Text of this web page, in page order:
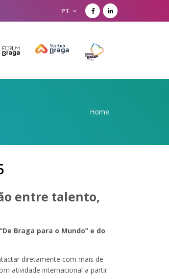
PT
Home
entre talento,
Braga para o Mundo” e do
diretamente com mais de
atividade internacional a partir